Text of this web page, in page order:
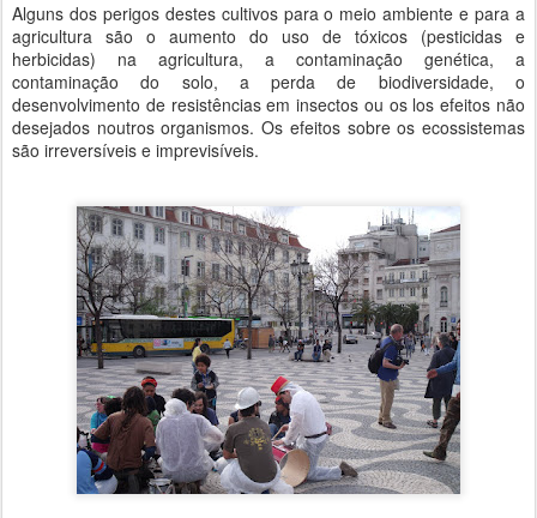
Alguns dos perigos destes cultivos para o meio ambiente e para a
agricultura são o aumento do uso de tóxicos (pesticidas e
herbicidas) na agricultura, a contaminação genética, a
contaminação do solo, a perda de biodiversidade, o
desenvolvimento de resistências em insectos ou os los efeitos não
desejados noutros organismos. Os efeitos sobre os ecossistemas
são irreversíveis e imprevisíveis.